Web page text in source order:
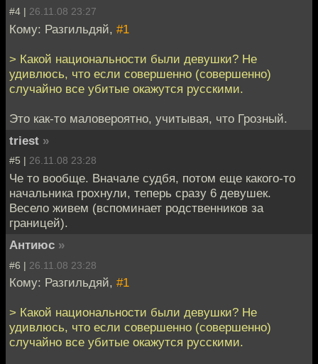
#4 | 26.11.08 23:27
Кому: Разгильдяй, #1
> Какой национальности были девушки? Не
удивлюсь, что если совершенно (совершенно)
случайно все убитые окажутся русскими.
Это как-то маловероятно, учитывая, что Грозный.
triest »
#5 | 26.11.08 23:28
Че то вообще. Вначале судбя, потом еще какого-то
начальника грохнули, теперь сразу 6 девушек.
Весело живем (вспоминает родственников за
границей).
Антиюс »
#6 | 26.11.08 23:28
Кому: Разгильдяй, #1
> Какой национальности были девушки? Не
удивлюсь, что если совершенно (совершенно)
случайно все убитые окажутся русскими.